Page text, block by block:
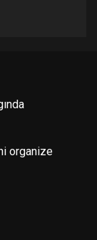
organize